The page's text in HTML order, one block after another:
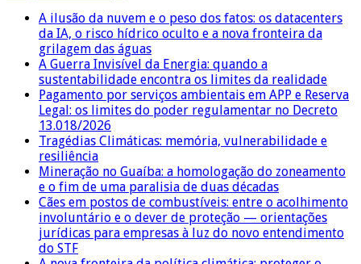
A ilusão da nuvem e o peso dos fatos: os datacenters
da IA, o risco hídrico oculto e a nova fronteira da
grilagem das águas
A Guerra Invisível da Energia: quando a
sustentabilidade encontra os limites da realidade
Pagamento por serviços ambientais em APP e Reserva
Legal: os limites do poder regulamentar no Decreto
13.018/2026
Tragédias Climáticas: memória, vulnerabilidade e
resiliência
Mineração no Guaíba: a homologação do zoneamento
e o fim de uma paralisia de duas décadas
Cães em postos de combustíveis: entre o acolhimento
involuntário e o dever de proteção — orientações
jurídicas para empresas à luz do novo entendimento
do STF